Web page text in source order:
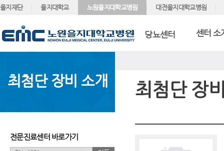
을지재단 을지대학교 노원을지대학교병원 대전을지대학교병원
당뇨센터 센터 소
최첨단 장비 소개
전문진료센터 바로가기
최첨단 장